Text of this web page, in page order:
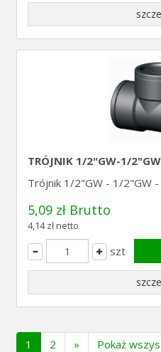
TRÓJNIK 1/2"GW-1/
Trójnik 1/2"GW - 1/2"GW
5,09 zł Brutto
4,14 zł netto
szt
1 (current)
2 » Pokaż